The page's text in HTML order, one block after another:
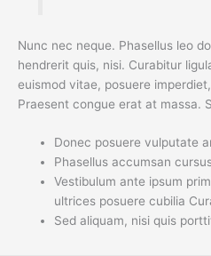
Nunc nec neque. Phasellus leo
hendrerit quis, nisi. Curabitur
euismod vitae, posuere
Praesent congue erat at massa.
Donec posuere vulputate
Phasellus accumsan
Vestibulum ante ipsum
ultrices posuere cubilia
Sed aliquam, nisi quis